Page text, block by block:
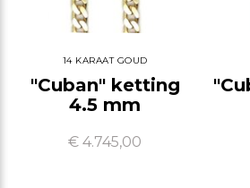
14 KARAAT GOUD
"Cuban" ketting
4.5 mm
€ 4.745,00